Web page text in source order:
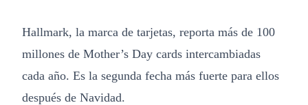
Hallmark, la marca de tarjetas, reporta más de 100
millones de Mother’s Day cards intercambiadas
cada año. Es la segunda fecha más fuerte para ellos
después de Navidad.